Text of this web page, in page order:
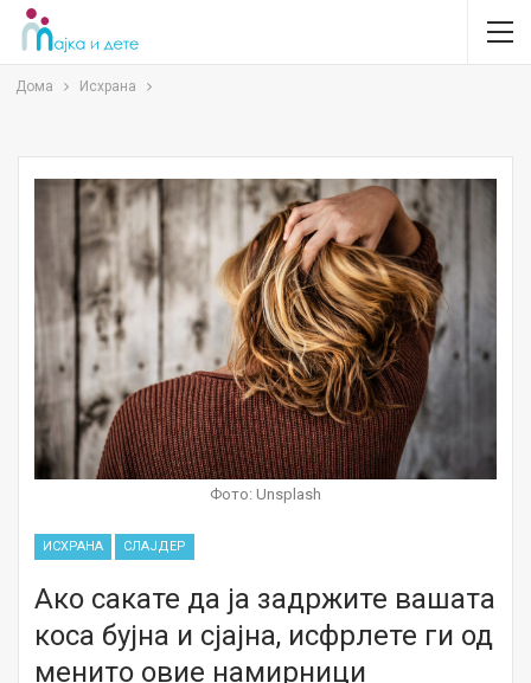
Дома Исхрана
Фото: Unsplash
ИСХРАНА СЛАЈДЕР
Ако сакате да ја задржите вашата
коса бујна и сјајна, исфрлете ги од
менито овие намирници